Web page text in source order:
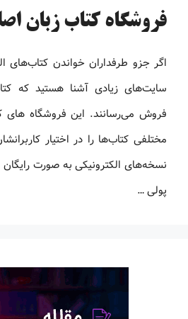
فروشگاه کتاب زبان
اگر جزو طرفداران خواندن کتاب‌های
سایت‌های زیادی آشنا هستید که
فروش می‌رسانند. این فروشگاه های
مختلفی کتاب‌ها را در اختیار
نسخه‌های الکترونیکی به صورت
پولی …